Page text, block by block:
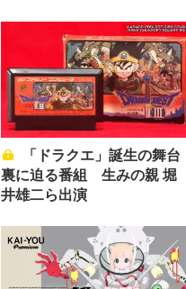
裏に迫る番組 生みの親 堀
井雄二ら出演